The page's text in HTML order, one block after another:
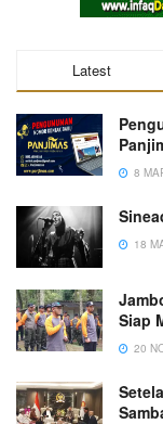
Latest
8
18
Siap
20